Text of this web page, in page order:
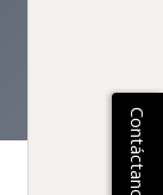
Contáctanos